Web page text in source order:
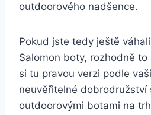
outdoorového nadšence.
Pokud jste tedy ještě
Salomon boty, rozhodně
si‍ tu pravou verzi podle⁣
neuvěřitelné dobrodružství
outdoorovými‌ botami⁢ na